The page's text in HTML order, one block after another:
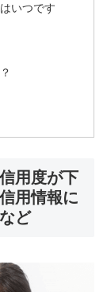
いつです
用度が下
用情報に
ど